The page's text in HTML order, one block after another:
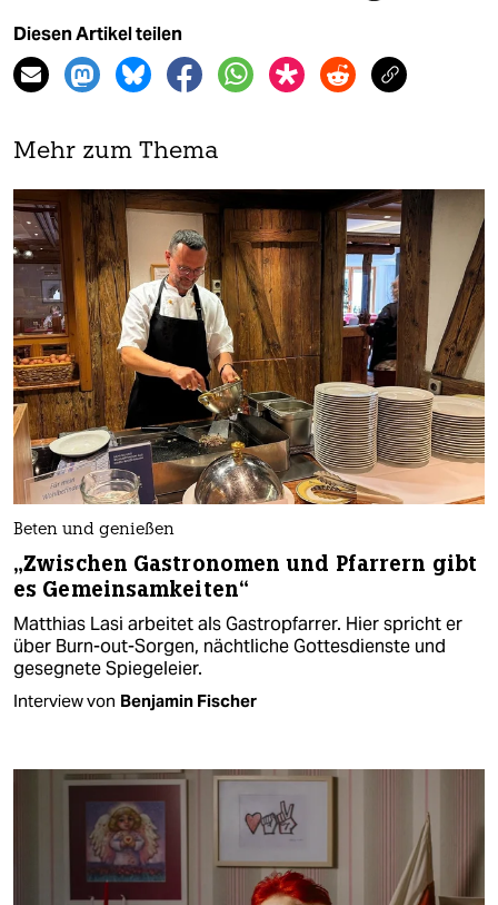
Diesen Artikel teilen
Mehr zum Thema
Beten und genießen
„Zwischen Gastronomen und Pfarrern gibt
es Gemeinsamkeiten“
Matthias Lasi arbeitet als Gastropfarrer. Hier spricht er
über Burn-out-Sorgen, nächtliche Gottesdienste und
gesegnete Spiegeleier.
Interview von Benjamin Fischer